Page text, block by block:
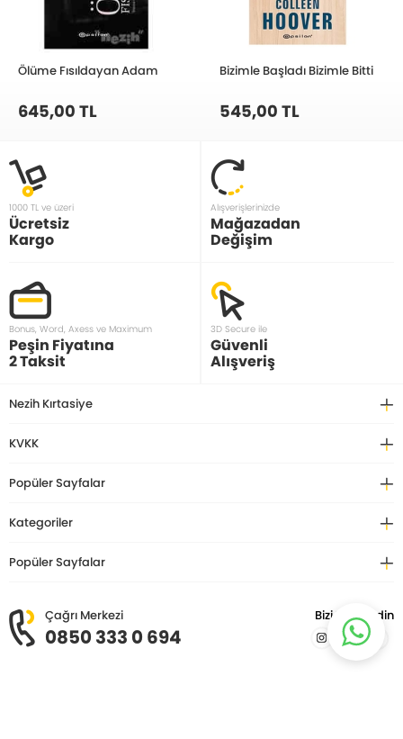
Ölüme Fısıldayan Adam
645,00 TL
Bizimle Başladı Bizimle Bitti
545,00 TL
1000 TL ve üzeri
Ücretsiz
Kargo
Alışverişlerinizde
Mağazadan
Değişim
Bonus, Word, Axess ve Maximum
Peşin Fiyatına
2 Taksit
3D Secure ile
Güvenli
Alışveriş
Nezih Kırtasiye
KVKK
Popüler Sayfalar
Kategoriler
Popüler Sayfalar
Çağrı Merkezi
0850 333 0 694
Bizi Takip Edin